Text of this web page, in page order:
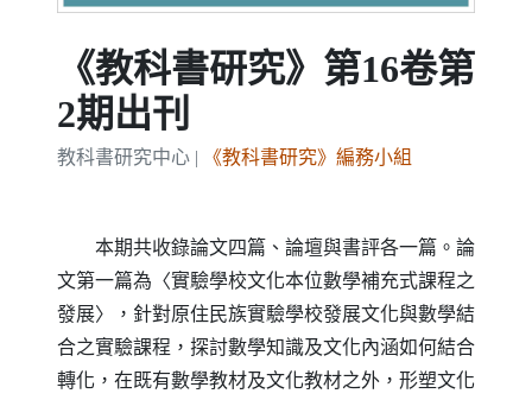
《教科書研究》第16卷第
2期出刊
教科書研究中心 | 《教科書研究》編務小組
本期共收錄論文四篇、論壇與書評各一篇。論
文第一篇為〈實驗學校文化本位數學補充式課程之
發展〉，針對原住民族實驗學校發展文化與數學結
合之實驗課程，探討數學知識及文化內涵如何結合
轉化，在既有數學教材及文化教材之外，形塑文化